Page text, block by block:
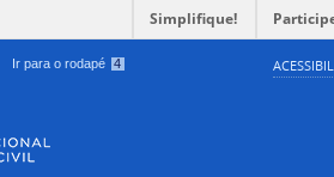
Ir para o rodapé 4
Simplifique!